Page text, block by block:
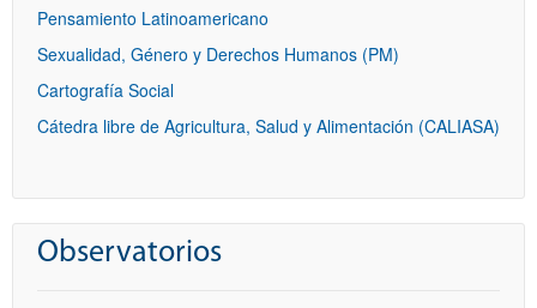
Pensamiento Latinoamericano
Sexualidad, Género y Derechos Humanos (PM)
Cartografía Social
Cátedra libre de Agricultura, Salud y Alimentación (CALIASA)
Observatorios